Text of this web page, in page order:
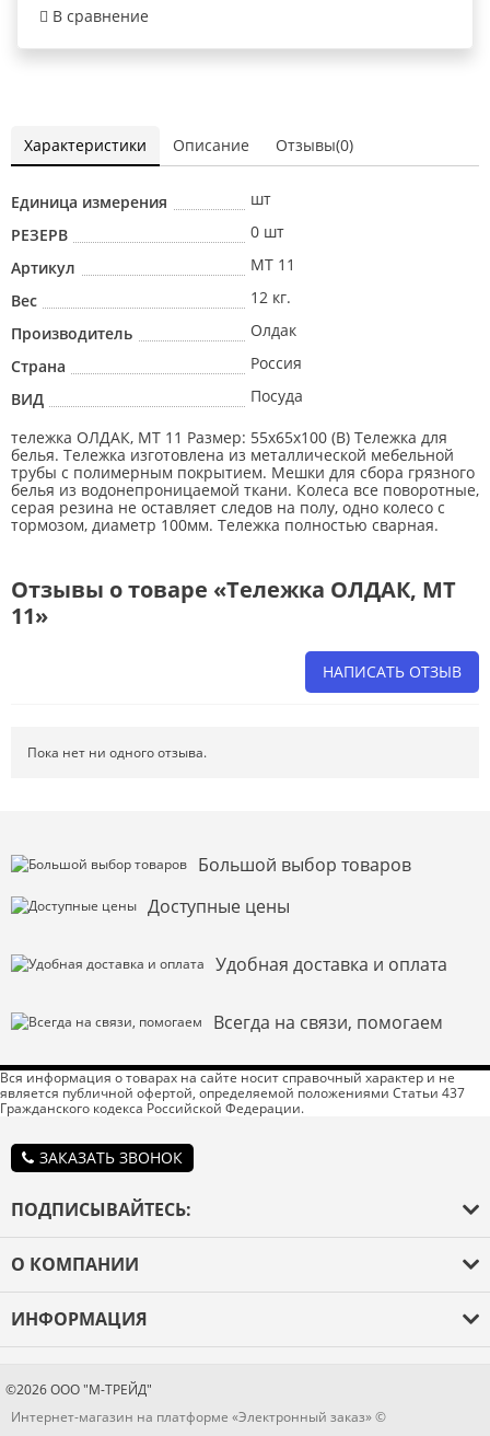
В сравнение
Характеристики Описание Отзывы(0)
Единица измерения
шт
РЕЗЕРВ
0 шт
Артикул
МТ 11
Вес
12 кг.
Производитель
Олдак
Страна
Россия
ВИД
Посуда
тележка ОЛДАК, МТ 11 Размер: 55х65х100 (В) Тележка для
белья. Тележка изготовлена из металлической мебельной
трубы с полимерным покрытием. Мешки для сбора грязного
белья из водонепроницаемой ткани. Колеса все поворотные,
серая резина не оставляет следов на полу, одно колесо с
тормозом, диаметр 100мм. Тележка полностью сварная.
Отзывы о товаре «Тележка ОЛДАК, МТ
11»
НАПИСАТЬ ОТЗЫВ
не ошиблись в своем выборе.
оговоренный срок?
Правила оформления отзывов
Введите код с
ОПУБЛИКОВАТЬ
Пока нет ни одного отзыва.
Большой выбор товаров
Доступные цены
Удобная доставка и оплата
Всегда на связи, помогаем
Вся информация о товарах на сайте носит справочный характер и не
является публичной офертой, определяемой положениями Статьи 437
Гражданского кодекса Российской Федерации.
ЗАКАЗАТЬ ЗВОНОК
ПОДПИСЫВАЙТЕСЬ:
О КОМПАНИИ
Новости
ИНФОРМАЦИЯ
Каталог товаров
Бренды
Блог
©2026 ООО "М-ТРЕЙД"
Интернет-магазин на платформе «Электронный заказ» ©